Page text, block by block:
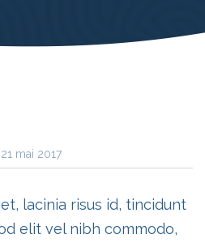
21 mai 2017
lacinia risus id, tincidunt
elit vel nibh commodo,